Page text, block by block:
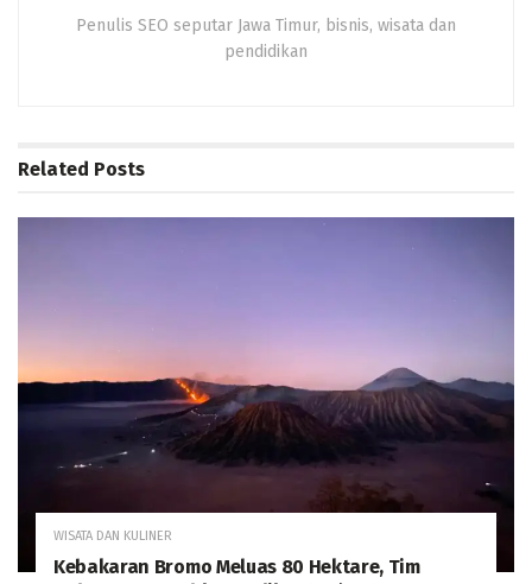
Penulis SEO seputar Jawa Timur, bisnis, wisata dan
pendidikan
Related Posts
WISATA DAN KULINER
Kebakaran Bromo Meluas 80 Hektare, Tim